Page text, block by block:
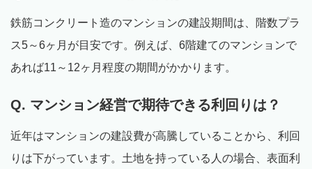
鉄筋コンクリート造のマンションの建設期間は、階数プラ
ス5～6ヶ月が目安です。例えば、6階建てのマンションで
あれば11～12ヶ月程度の期間がかかります。
Q. マンション経営で期待できる利回りは？
近年はマンションの建設費が高騰していることから、利回
りは下がっています。土地を持っている人の場合、表面利